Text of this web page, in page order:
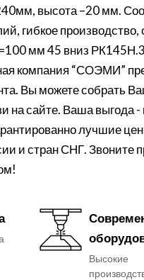
высота –20 мм.
гибкое
мм 45 вниз
компания “СОЭМИ”
Вы можете собрать
на сайте. Ваша выгода
лучшие
и стран СНГ. Звоните
Высокие